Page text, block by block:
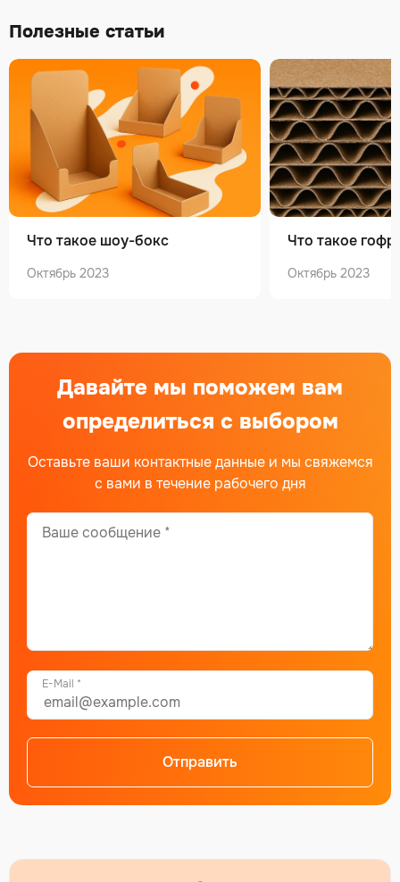
Полезные статьи
Что такое шоу-бокс
Октябрь 2023
Что такое
Октябрь 2023
Давайте мы поможем вам
определиться с выбором
Оставьте ваши контактные данные и мы свяжемся
с вами в течение рабочего дня
E-Mail *
Отправить